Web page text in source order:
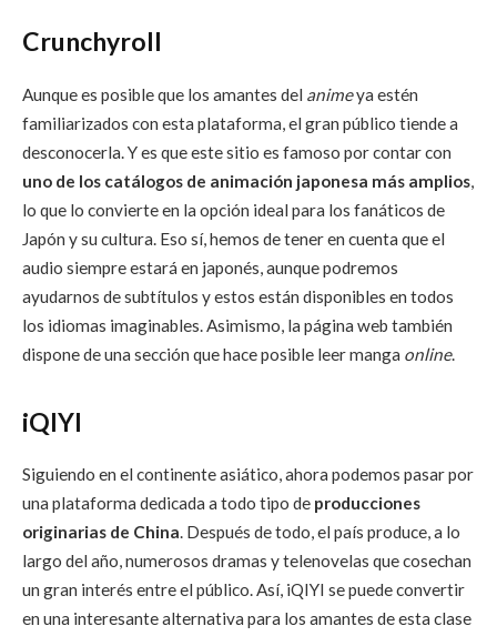
Crunchyroll
Aunque es posible que los amantes del animeya estén
familiarizados con esta plataforma, el gran público tiende a
desconocerla. Y es que este sitio es famoso por contar con
uno de los catálogos de animación japonesa más amplios,
lo que lo convierte en la opción ideal para los fanáticos de
Japón y su cultura. Eso sí, hemos de tener en cuenta que el
audio siempre estará en japonés, aunque podremos
ayudarnos de subtítulos y estos están disponibles en todos
los idiomas imaginables. Asimismo, la página web también
dispone de una sección que hace posible leer manga online.
iQIYI
Siguiendo en el continente asiático, ahora podemos pasar por
una plataforma dedicada a todo tipo de producciones
originarias de China. Después de todo, el país produce, a lo
largo del año, numerosos dramas y telenovelas que cosechan
un gran interés entre el público. Así, iQIYI se puede convertir
en una interesante alternativa para los amantes de esta clase